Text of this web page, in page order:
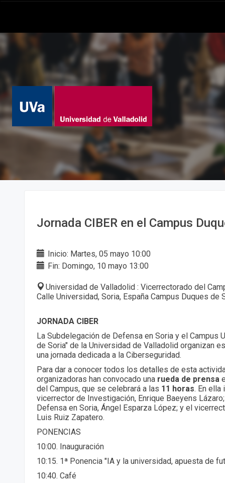
Jornada CIBER en el Campus
Inicio: Martes, 05 mayo 10:00
Fin: Domingo, 10 mayo 13:00
Universidad de Valladolid : Vicerrectorado del
Calle Universidad, Soria, España Campus Duques de
JORNADA CIBER
La Subdelegación de Defensa en Soria y el Campus
de Soria" de la Universidad de Valladolid organizan
una jornada dedicada a la Ciberseguridad.
Para dar a conocer todos los detalles de esta
organizadoras han convocado una rueda de prensa
del Campus, que se celebrará a las 11 horas. En ella
vicerrector de Investigación, Enrique Baeyens
Defensa en Soria, Ángel Esparza López; y el
Luis Ruiz Zapatero.
PONENCIAS
10:00. Inauguración
10:15. 1ª Ponencia "IA y la universidad, apuesta de
10:40. Café